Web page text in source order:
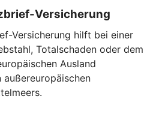
Versicherung
Versicherung hilft bei einer
Totalschaden oder dem
Ausland
außereuropäischen